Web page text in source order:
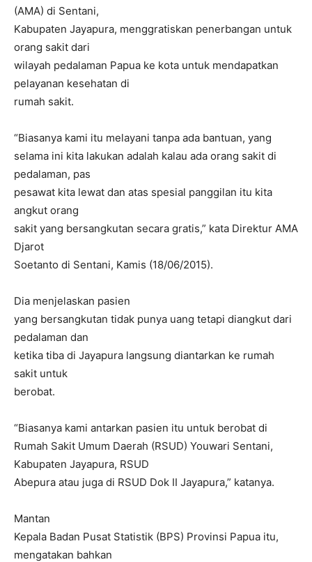
(AMA) di Sentani,
Kabupaten Jayapura, menggratiskan penerbangan untuk
orang sakit dari
wilayah pedalaman Papua ke kota untuk mendapatkan
pelayanan kesehatan di
rumah sakit.
“Biasanya kami itu melayani tanpa ada bantuan, yang
selama ini kita lakukan adalah kalau ada orang sakit di
pedalaman, pas
pesawat kita lewat dan atas spesial panggilan itu kita
angkut orang
sakit yang bersangkutan secara gratis,” kata Direktur AMA
Djarot
Soetanto di Sentani, Kamis (18/06/2015).
Dia menjelaskan pasien
yang bersangkutan tidak punya uang tetapi diangkut dari
pedalaman dan
ketika tiba di Jayapura langsung diantarkan ke rumah
sakit untuk
berobat.
“Biasanya kami antarkan pasien itu untuk berobat di
Rumah Sakit Umum Daerah (RSUD) Youwari Sentani,
Kabupaten Jayapura, RSUD
Abepura atau juga di RSUD Dok II Jayapura,” katanya.
Mantan
Kepala Badan Pusat Statistik (BPS) Provinsi Papua itu,
mengatakan bahkan